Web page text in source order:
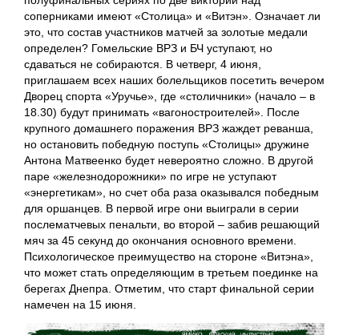
соперниками имеют «Столица» и «Витэн». Означает ли
это, что состав участников матчей за золотые медали
определен? Гомельские ВРЗ и БЧ уступают, но
сдаваться не собираются. В четверг, 4 июня,
приглашаем всех наших болельщиков посетить вечером
Дворец спорта «Уручье», где «столичники» (начало – в
18.30) будут принимать «вагоностроителей». После
крупного домашнего поражения ВРЗ жаждет реванша,
но остановить победную поступь «Столицы» дружине
Антона Матвеенко будет невероятно сложно. В другой
паре «железнодорожники» по игре не уступают
«энергетикам», но счет оба раза оказывался победным
для оршанцев. В первой игре они выиграли в серии
послематчевых пенальти, во второй – забив решающий
мяч за 45 секунд до окончания основного времени.
Психологическое преимущество на стороне «Витэна»,
что может стать определяющим в третьем поединке на
берегах Днепра. Отметим, что старт финальной серии
намечен на 15 июня.